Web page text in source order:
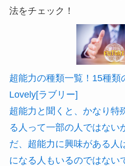
法をチェック！
超能力の種類一覧！15種類
Lovely[ラブリー]
超能力と聞くと、かなり特
る人って一部の人ではない
だ、超能力に興味がある人
になる人もいるのではない